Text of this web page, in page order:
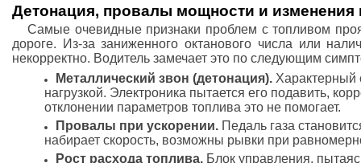
Детонация, провалы мощности и изменения
Самые очевидные признаки проблем с топливом
дороге. Из-за заниженного октанового числа или
некорректно. Водитель замечает это по следующим
Металлический звон (детонация). Характерный
нагрузкой. Электроника пытается его подавить,
отклонении параметров топлива это не помогает.
Провалы при ускорении. Педаль газа
набирает скорость, возможны рывки при
Рост расхода топлива. Блок управления,